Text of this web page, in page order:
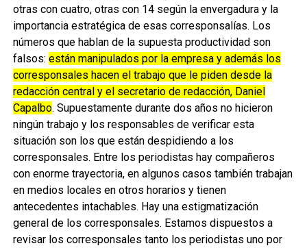
otras con cuatro, otras con 14 según la envergadura y la
importancia estratégica de esas corresponsalías. Los
números que hablan de la supuesta productividad son
falsos: están manipulados por la empresa y además los
corresponsales hacen el trabajo que le piden desde la
redacción central y el secretario de redacción, Daniel
Capalbo. Supuestamente durante dos años no hicieron
ningún trabajo y los responsables de verificar esta
situación son los que están despidiendo a los
corresponsales. Entre los periodistas hay compañeros
con enorme trayectoria, en algunos casos también trabajan
en medios locales en otros horarios y tienen
antecedentes intachables. Hay una estigmatización
general de los corresponsales. Estamos dispuestos a
revisar los corresponsales tanto los periodistas uno por